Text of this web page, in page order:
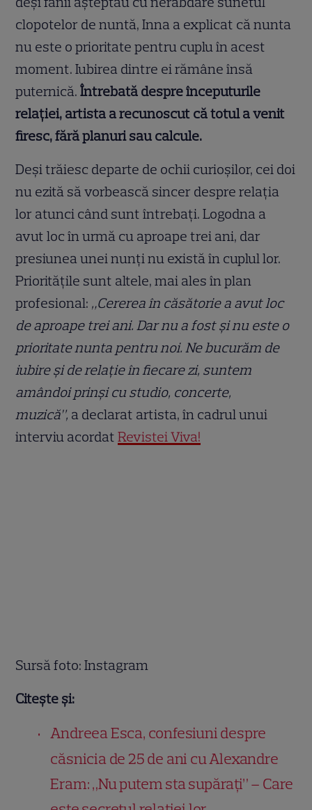
clopotelor de nuntă, Inna a explicat că nunta
nu este o prioritate pentru cuplu în acest
moment. Iubirea dintre ei rămâne însă
puternică. Întrebată despre începuturile
relației, artista a recunoscut că totul a venit
firesc, fără planuri sau calcule.
Deși trăiesc departe de ochii curioșilor, cei doi
nu ezită să vorbească sincer despre relația
lor atunci când sunt întrebați. Logodna a
avut loc în urmă cu aproape trei ani, dar
presiunea unei nunți nu există în cuplul lor.
Prioritățile sunt altele, mai ales în plan
profesional: „Cererea în căsătorie a avut loc
de aproape trei ani. Dar nu a fost și nu este o
prioritate nunta pentru noi. Ne bucurăm de
iubire și de relație în fiecare zi, suntem
amândoi prinși cu studio, concerte,
muzică”, a declarat artista, în cadrul unui
interviu acordatRevistei Viva!
Sursă foto: Instagram
Citește și:
Andreea Esca, confesiuni despre
căsnicia de 25 de ani cu Alexandre
Eram: „Nu putem sta supărați” – Care